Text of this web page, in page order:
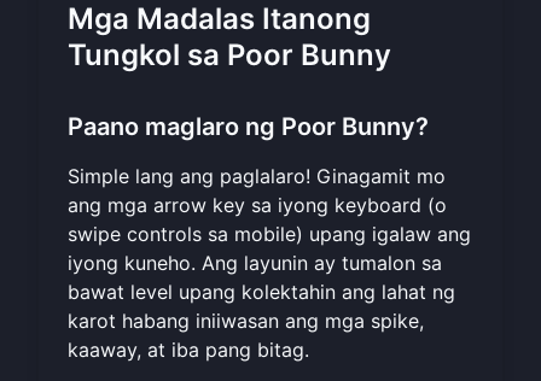
Mga Madalas Itanong
Tungkol sa Poor Bunny
Paano maglaro ng Poor Bunny?
Simple lang ang paglalaro! Ginagamit mo
ang mga arrow key sa iyong keyboard (o
swipe controls sa mobile) upang igalaw ang
iyong kuneho. Ang layunin ay tumalon sa
bawat level upang kolektahin ang lahat ng
karot habang iniiwasan ang mga spike,
kaaway, at iba pang bitag.